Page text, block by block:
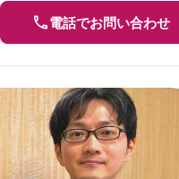
電話でお問い合わせ